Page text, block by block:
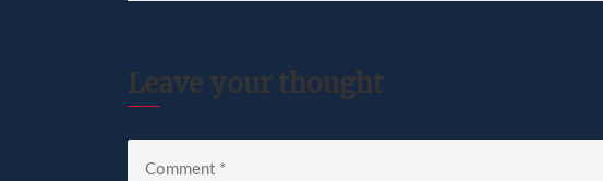
Leave your thought